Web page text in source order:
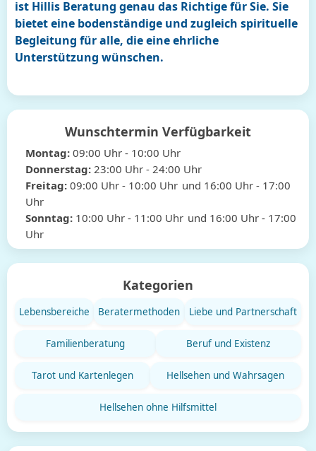
ist Hillis Beratung genau das Richtige für Sie. Sie
bietet eine bodenständige und zugleich spirituelle
Begleitung für alle, die eine ehrliche
Unterstützung wünschen.
Wunschtermin Verfügbarkeit
Montag: 09:00 Uhr - 10:00 Uhr
Donnerstag: 23:00 Uhr - 24:00 Uhr
Freitag: 09:00 Uhr - 10:00 Uhr und 16:00 Uhr - 17:00
Uhr
Sonntag: 10:00 Uhr - 11:00 Uhr und 16:00 Uhr - 17:00
Uhr
Kategorien
Lebensbereiche Beratermethoden Liebe und Partnerschaft
Familienberatung Beruf und Existenz
Tarot und Kartenlegen Hellsehen und Wahrsagen
Hellsehen ohne Hilfsmittel